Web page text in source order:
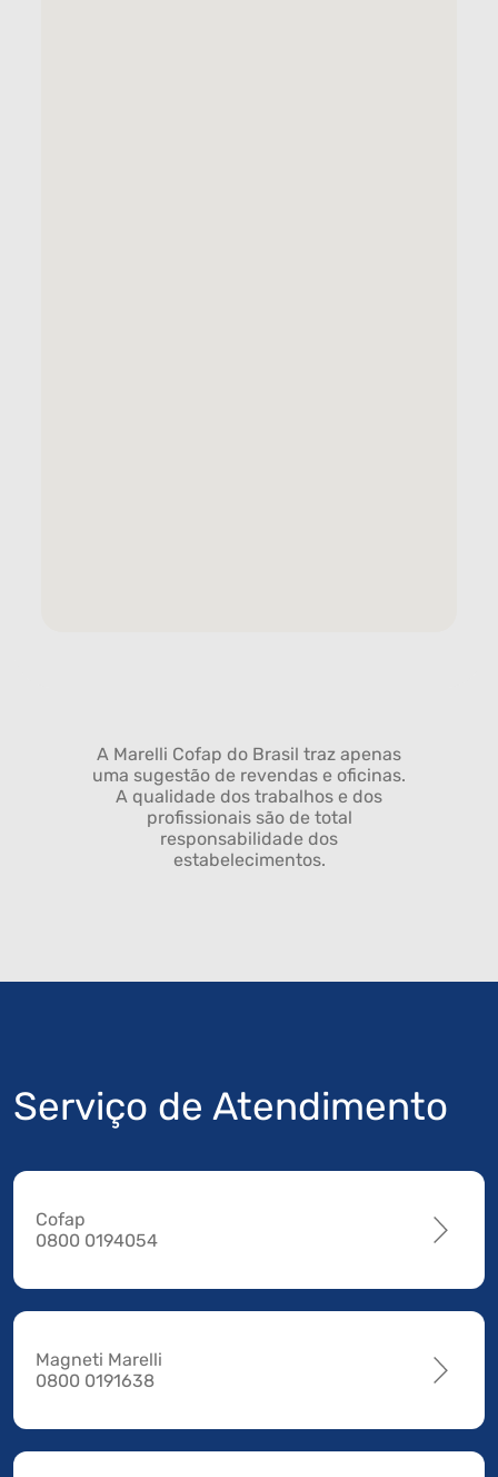
A Marelli Cofap do Brasil traz apenas
uma sugestão de revendas e oficinas.
A qualidade dos trabalhos e dos
profissionais são de total
responsabilidade dos
estabelecimentos.
Serviço de Atendimento
Cofap
0800 0194054
Magneti Marelli
0800 0191638